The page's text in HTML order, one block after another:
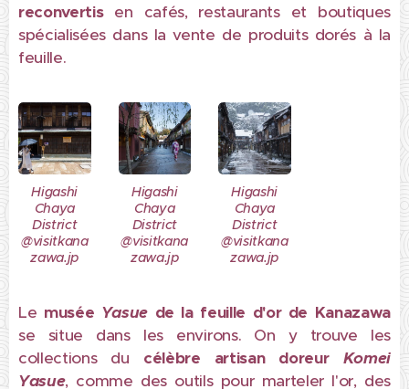
reconvertis en cafés, restaurants et boutiques
spécialisées dans la vente de produits dorés à la
feuille.
Higashi
Chaya
District
@visitkana
zawa.jp
Higashi
Chaya
District
@visitkana
zawa.jp
Higashi
Chaya
District
@visitkana
zawa.jp
Le musée Yasue de la feuille d'or de Kanazawa
se situe dans les environs. On y trouve les
collections du célèbre artisan doreur Komei
Yasue, comme des outils pour marteler l'or, des